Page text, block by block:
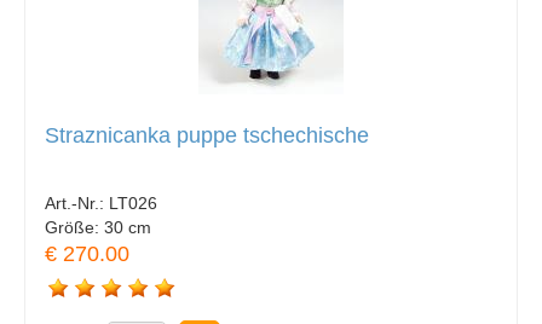
Straznicanka puppe tschechische
Art.-Nr.: LT026
Größe: 30 cm
€ 270.00